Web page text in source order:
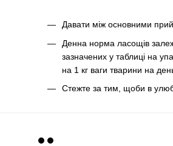
Давати між основними
Денна норма ласощів
зазначених у таблиці на
на 1 кг ваги тварини на
Стежте за тим, щоби в